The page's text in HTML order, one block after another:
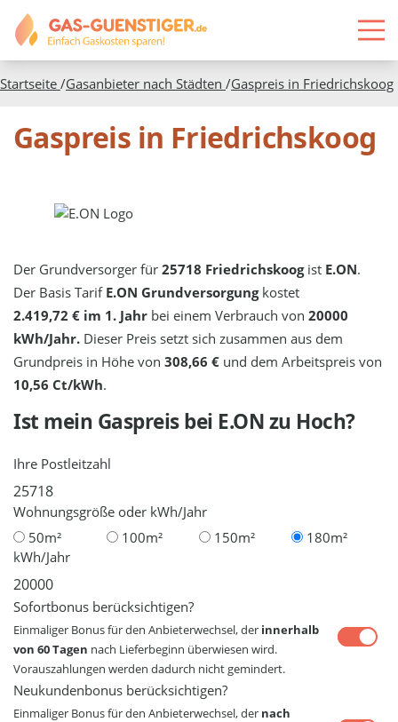
Startseite /Gasanbieter nach Städten /Gaspreis in Friedrichskoog
Gaspreis in Friedrichskoog
Der Grundversorger für25718 Friedrichskoogist E.ON.
Der Basis Tarif E.ON Grundversorgungkostet
2.419,72 € im 1. Jahr bei einem Verbrauch von20000
kWh/Jahr. Dieser Preis setzt sich zusammen aus dem
Grundpreis in Höhe von308,66 € und dem Arbeitspreis von
10,56 Ct/kWh.
Ist mein Gaspreis bei E.ONzu Hoch?
Ihre Postleitzahl
Wohnungsgröße oder kWh/Jahr
50m²
100m² 150m²
180m²
kWh/Jahr
Sofortbonus berücksichtigen?
Einmaliger Bonus für den Anbieterwechsel, der innerhalb
von 60 Tagen nach Lieferbeginn überwiesen wird.
Vorauszahlungen werden dadurch nicht gemindert.
Neukundenbonus berücksichtigen?
Einmaliger Bonus für den Anbieterwechsel, der nach